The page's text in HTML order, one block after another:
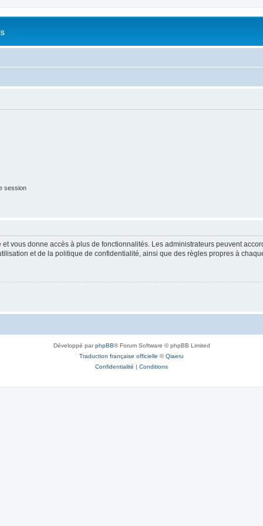
session
vous donne accès à plus de fonctionnalités. Les administrateurs peuvent
et de la politique de confidentialité, ainsi que des règles propres à
Développé parphpBB® Forum Software © phpBB Limited
Traduction française officielle ©Qiaeru
Confidentialité | Conditions